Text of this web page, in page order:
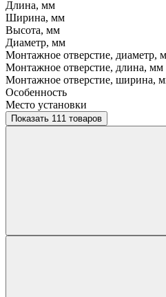
Длина, мм
Ширина, мм
Высота, мм
Диаметр, мм
Монтажное отверстие, диаметр,
Монтажное отверстие, длина, мм
Монтажное отверстие, ширина,
Особенность
Место установки
Показать 111 товаров